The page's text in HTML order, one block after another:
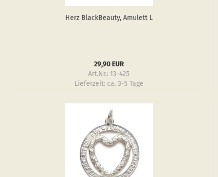
Herz Black­Be­au­ty, Amu­lett L
29,90 EUR
Art.Nr.: 13-425
Lieferzeit: ca. 3-5 Tage